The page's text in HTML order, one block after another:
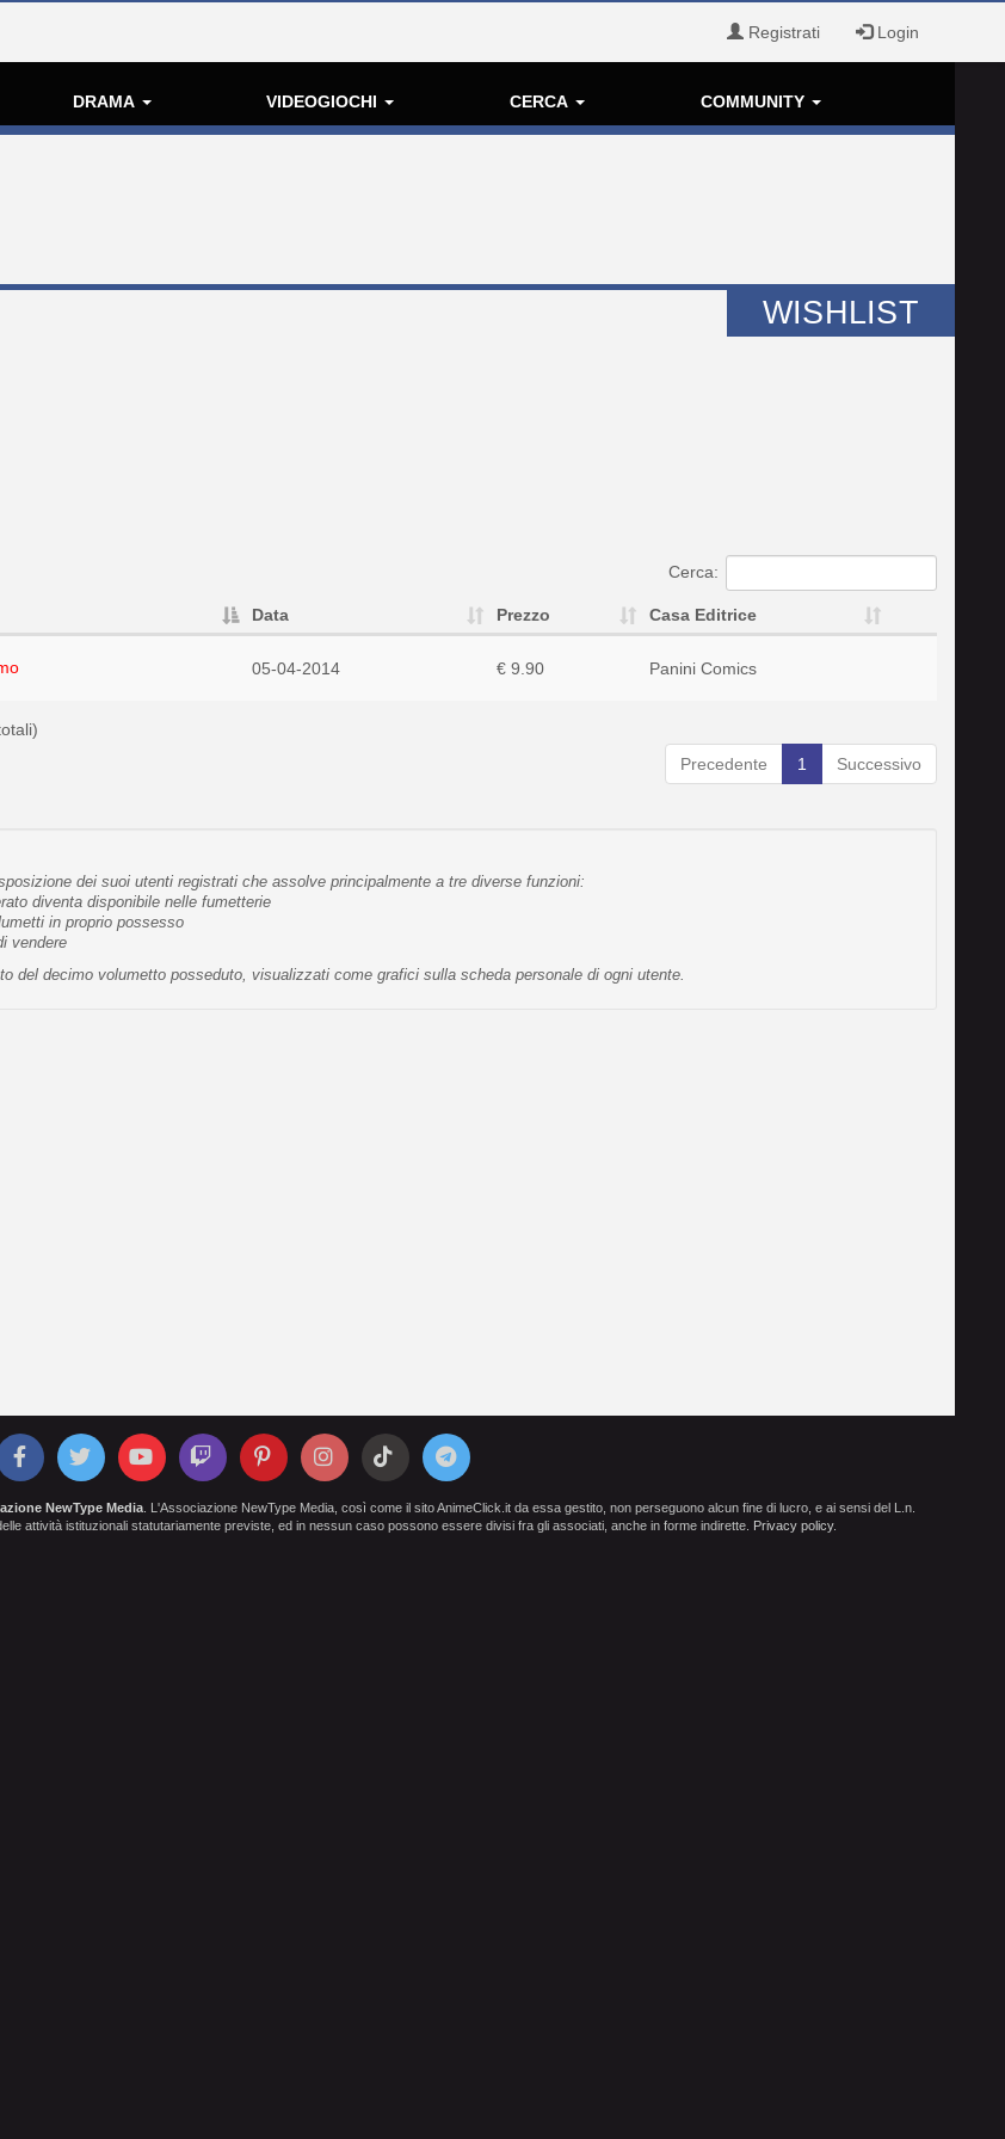
Registrati Login
DRAMA VIDEOGIOCHI CERCA COMMUNITY
WISHLIST
Cerca:
Data Prezzo Casa Editrice
05-04-2014 € 9.90 Panini Comics
Precedente
1 Successivo
dei suoi utenti registrati che assolve principalmente a tre diverse funzioni:
diventa disponibile nelle fumetterie
in proprio possesso
vendere
del decimo volumetto posseduto, visualizzati come grafici sulla scheda personale di ogni utente.
NewType Media. L'Associazione NewType Media, così come il sito AnimeClick.it da essa gestito, non perseguono alcun fine di lucro, e ai sensi del L.n.
attività istituzionali statutariamente previste, ed in nessun caso possono essere divisi fra gli associati, anche in forme indirette. Privacy policy.